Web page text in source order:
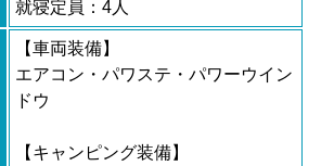
就寝定員：4人
【車両装備】
エアコン・パワステ・パワーウイン
ドウ
【キャンピング装備】